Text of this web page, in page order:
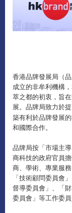
香港品牌發展局（
成立的非牟利機構
萃之都的初衷，旨
展。 品牌局致力於
築有利於品牌發展
和國際合作。
品牌局按「市場主
商科技的政府官員
商、學術、專業服
「技術顧問委員會
督導委員會」、「
委員會」等工作委員